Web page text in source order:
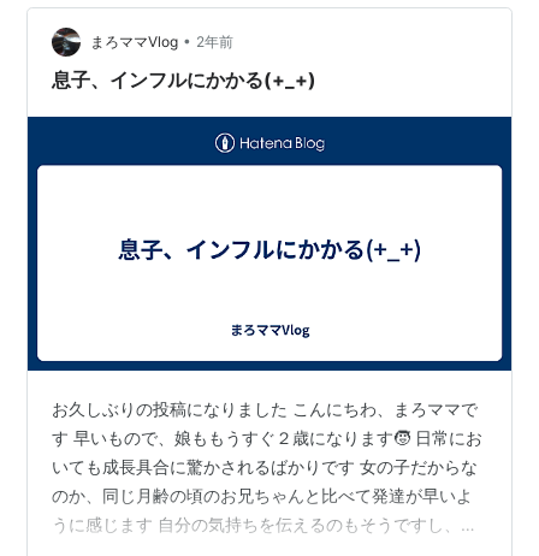
て、100点を取ったら、そのキャラがゲットできるとい
う… キャラ毎に加点の特性が違ってて、例えばルフ…
まろママVlog • 2年前
息子、インフルにかかる(+_+)
お久しぶりの投稿になりました こんにちわ、まろママで
す 早いもので、娘ももうすぐ２歳になります🧒 日常にお
いても成長具合に驚かされるばかりです 女の子だからな
のか、同じ月齢の頃のお兄ちゃんと比べて発達が早いよ
うに感じます 自分の気持ちを伝えるのもそうですし、大